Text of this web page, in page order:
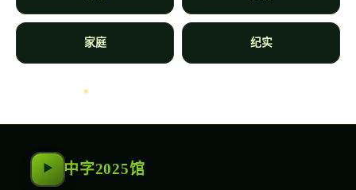
家庭 纪实
▶ 中字2025馆